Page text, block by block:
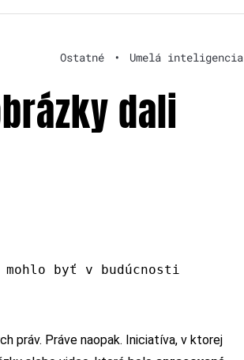
Ostatné • Umelá inteligencia
dali
byť v budúcnosti
práv. Práve naopak. Iniciatíva, v ktorej